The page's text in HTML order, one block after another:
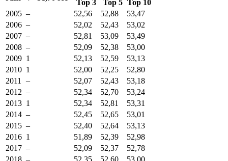
Top 3
Top 5 Top 10
2005 – 52,56 52,88
53,47
2006 – 52,02 52,43
53,02
2007 – 52,81 53,09
53,49
2008 – 52,09 52,38
53,00
2009 1 52,13 52,59
53,13
2010 1 52,00 52,25
52,80
2011
– 52,07 52,43
53,18
2012 – 52,34 52,70
53,24
2013 1 52,34 52,81
53,31
2014 – 52,45 52,65
53,01
2015 – 52,40 52,64
53,13
2016 1 51,89 52,39
52,98
2017 – 52,09 52,37
52,78
2018 – 52,35 52,60
53,00